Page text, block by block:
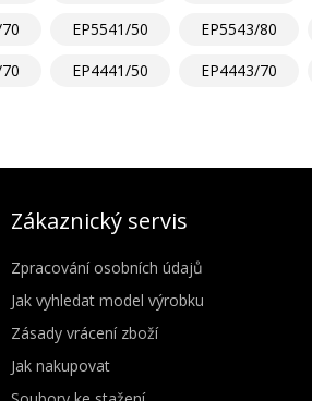
EP5541/50 EP5543/80
EP4441/50 EP4443/70
Zákaznický servis
Zpracování osobních údajů
Jak vyhledat model výrobku
Zásady vrácení zboží
Jak nakupovat